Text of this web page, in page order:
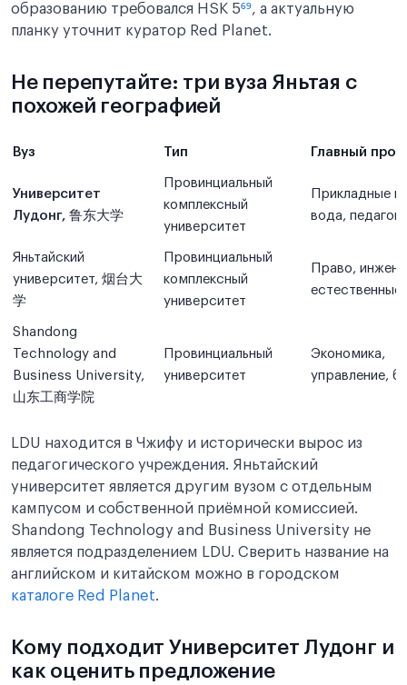
образованию требовался HSK 5⁶⁹, а актуальную
планку уточнит куратор Red Planet.
Не перепутайте: три вуза Яньтая с
похожей географией
Вуз Тип Главный
Университет
Лудонг, 鲁东大学
Провинциальный
комплексный
университет
Прикладные
вода,
Яньтайский
университет, 烟台大
学
Провинциальный
комплексный
университет
Право,
естественные
Shandong
Technology and
Business University,
山东工商学院
Провинциальный
университет
Экономика,
управление,
LDU находится в Чжифу и исторически вырос из
педагогического учреждения. Яньтайский
университет является другим вузом с отдельным
кампусом и собственной приёмной комиссией.
Shandong Technology and Business University не
является подразделением LDU. Сверить название на
английском и китайском можно в городском
каталоге Red Planet.
Кому подходит Университет Лудонг и
как оценить предложение